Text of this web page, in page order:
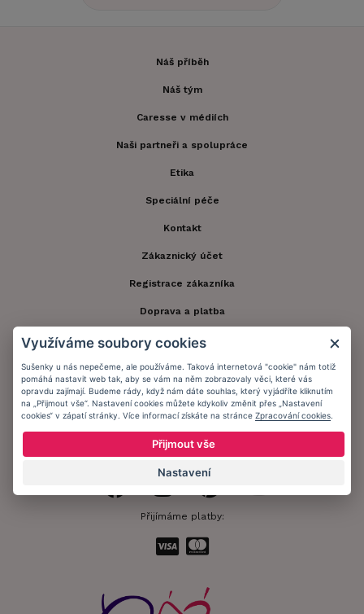
Náš příběh
Náš tým
Caresse v médiích
Naši partneři a spolupráce
Etika
Speciální péče
Kontakt
Zákaznický účet
Registrace zákazníka
Doprava a platba
Obchodní podmínky
Ochrana osobních údajů
Informační memorandum
Zůstaňte s námi v kontaktu.
Přijímáme platby:
Využíváme soubory cookies
Sušenky u nás nepečeme, ale používáme. Taková internetová "cookie" nám totiž
pomáhá nastavit web tak, aby se vám na něm zobrazovaly věci, které vás
opravdu zajímají. Budeme rády, když nám dáte souhlas, který vyjádříte kliknutím
na „Přijmout vše“. Nastavení cookies můžete kdykoliv změnit přes „Nastavení
cookies“ v zápatí stránky. Více informací získáte na stránce Zpracování cookies
Přijmout vše
Nastavení